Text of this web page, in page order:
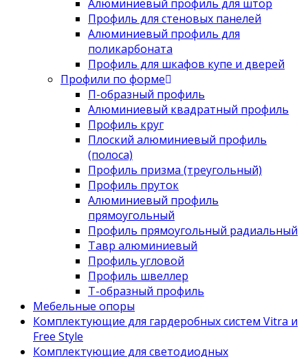
Алюминиевый профиль для штор
Профиль для стеновых панелей
Алюминиевый профиль для
поликарбоната
Профиль для шкафов купе и дверей
Профили по форме
П-образный профиль
Алюминиевый квадратный профиль
Профиль круг
Плоский алюминиевый профиль
(полоса)
Профиль призма (треугольный)
Профиль пруток
Алюминиевый профиль
прямоугольный
Профиль прямоугольный радиальный
Тавр алюминиевый
Профиль угловой
Профиль швеллер
Т-образный профиль
Мебельные опоры
Комплектующие для гардеробных систем Vitra и
Free Style
Комплектующие для светодиодных